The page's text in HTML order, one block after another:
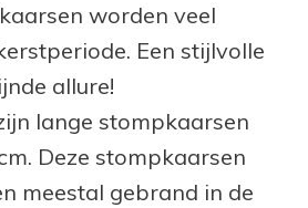
worden veel
Een stijlvolle
allure!
lange stompkaarsen
Deze stompkaarsen
meestal gebrand in de